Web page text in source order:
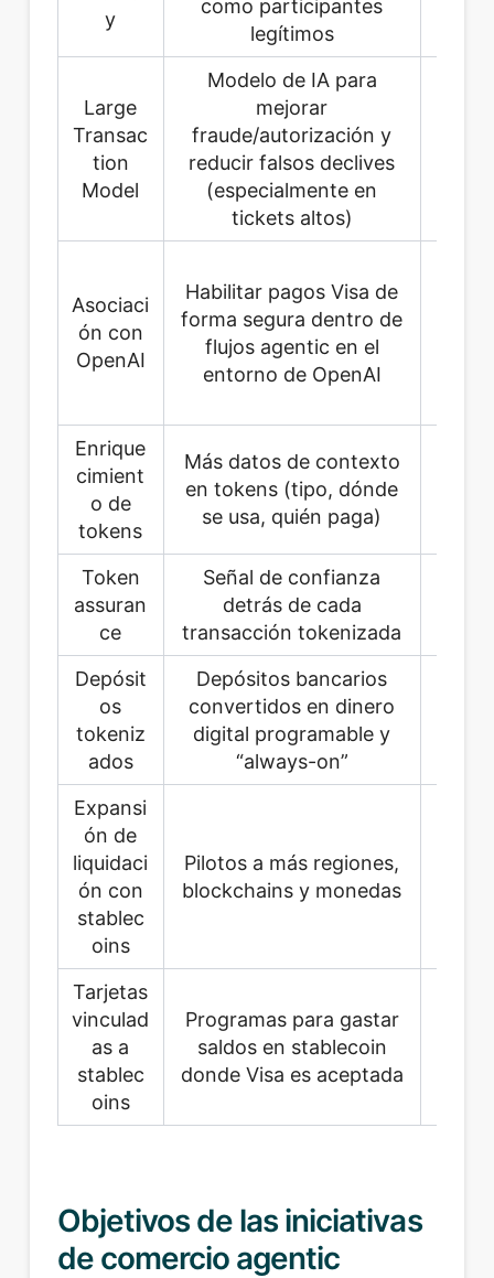
y
como participantes
legítimos
Large
Transac
tion
Model
Modelo de IA para
mejorar
fraude/autorización y
reducir falsos declives
(especialmente en
tickets altos)
Asociaci
ón con
OpenAI
Habilitar pagos Visa de
forma segura dentro de
flujos agentic en el
entorno de OpenAI
Enrique
cimient
o de
tokens
Más datos de contexto
en tokens (tipo, dónde
se usa, quién paga)
Token
assuran
ce
Señal de confianza
detrás de cada
transacción tokenizada
Depósit
os
tokeniz
ados
Depósitos bancarios
convertidos en dinero
digital programable y
“always-on”
Expansi
ón de
liquidaci
ón con
stablec
oins
Pilotos a más regiones,
blockchains y monedas
Tarjetas
vinculad
as a
stablec
oins
Programas para gastar
saldos en stablecoin
donde Visa es aceptada
Objetivos de las iniciativas
de comercio agentic